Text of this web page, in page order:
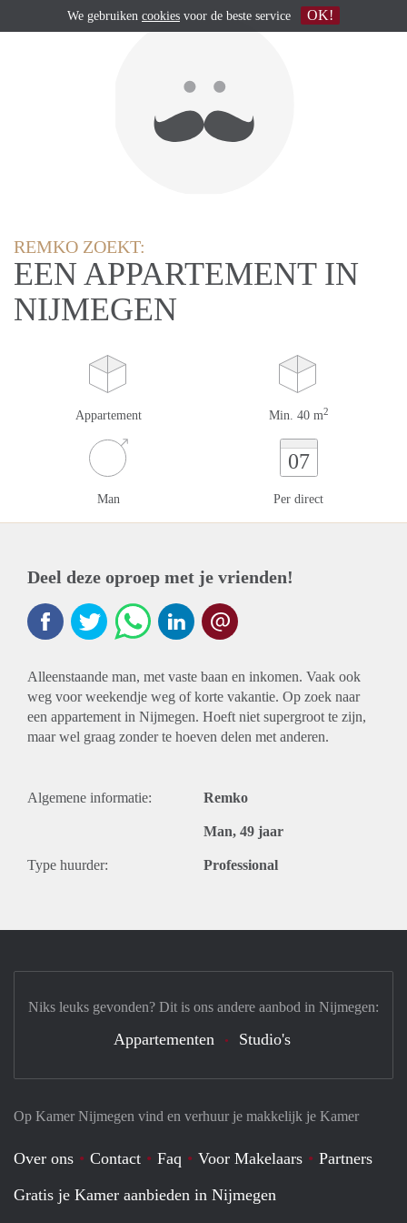
REMKO ZOEKT:
EEN APPARTEMENT IN
NIJMEGEN
Appartement Min. 40 m2
Man
07
Per direct
Deel deze oproep met je vrienden!
Alleenstaande man, met vaste baan en inkomen. Vaak ook
weg voor weekendje weg of korte vakantie. Op zoek naar
een appartement in Nijmegen. Hoeft niet supergroot te zijn,
maar wel graag zonder te hoeven delen met anderen.
Algemene informatie: Remko
Man, 49 jaar
Type huurder: Professional
Op Kamer Nijmegen vind en verhuur je makkelijk je Kamer
Over ons Contact Faq Voor Makelaars
Partners
Gratis je Kamer aanbieden in Nijmegen
Niks leuks gevonden? Dit is ons andere aanbod in Nijmegen:
Appartementen Studio's
We gebruiken cookies voor de beste service OK!